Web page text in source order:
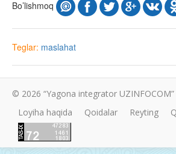
Bo’lishmoq
Teglar: maslahat
© 2026 “Yagona integrator UZINFOCOM”
Loyiha haqida
Qoidalar Reyting